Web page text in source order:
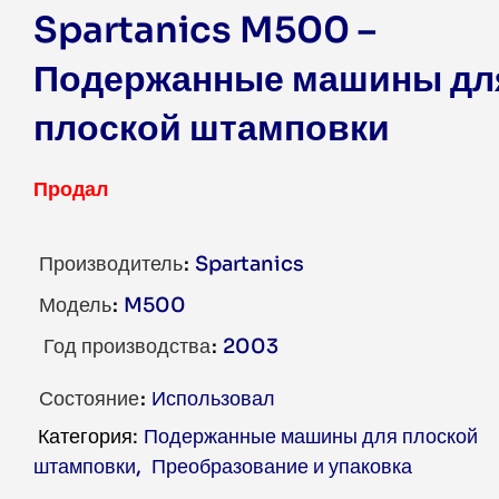
Spartanics M500 –
Подержанные машины
плоской штамповки
Продал
Производитель Spartanics
Модель M500
Год производства 2003
Состояние Использовал
Подержанные машины для плоской
штамповки
Преобразование и упаковка